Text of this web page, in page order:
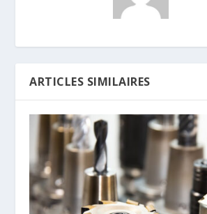
ARTICLES SIMILAIRES